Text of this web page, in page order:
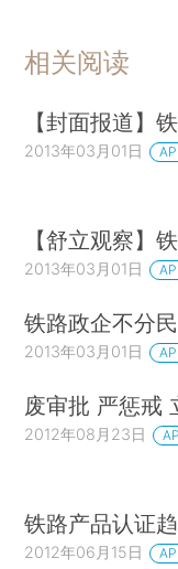
相关阅读
【封面报道】
2013年03月01日
【舒立观察】
2013年03月01日
铁路政企不分
2013年03月01日
废审批 严惩戒
2012年08月23日
铁路产品认证
2012年06月15日